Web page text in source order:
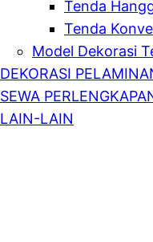
Tenda
Tenda
Model Dekorasi
DEKORASI
SEWA
LAIN-LAIN